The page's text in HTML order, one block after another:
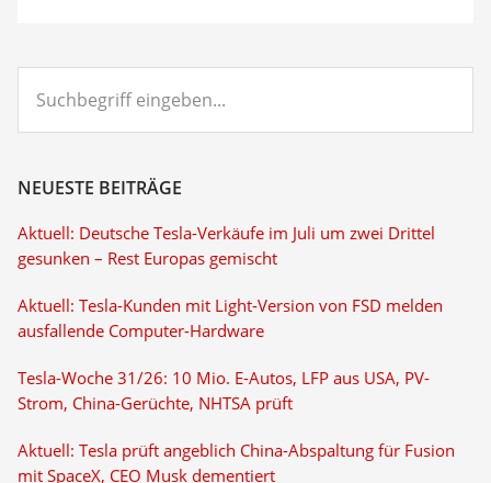
eingeben...
NEUESTE BEITRÄGE
Aktuell: Deutsche Tesla-Verkäufe im Juli um zwei Drittel
gesunken – Rest Europas gemischt
Aktuell: Tesla-Kunden mit Light-Version von FSD melden
ausfallende Computer-Hardware
Tesla-Woche 31/26: 10 Mio. E-Autos, LFP aus USA, PV-
Strom, China-Gerüchte, NHTSA prüft
Aktuell: Tesla prüft angeblich China-Abspaltung für Fusion
mit SpaceX, CEO Musk dementiert